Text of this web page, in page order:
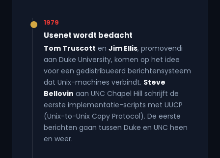
1979
Usenet wordt bedacht
Tom Truscott en Jim Ellis, promovendi
aan Duke University, komen op het idee
voor een gedistribueerd berichtensysteem
dat Unix-machines verbindt. Steve
Bellovin aan UNC Chapel Hill schrijft de
eerste implementatie-scripts met UUCP
(Unix-to-Unix Copy Protocol). De eerste
berichten gaan tussen Duke en UNC heen
en weer.